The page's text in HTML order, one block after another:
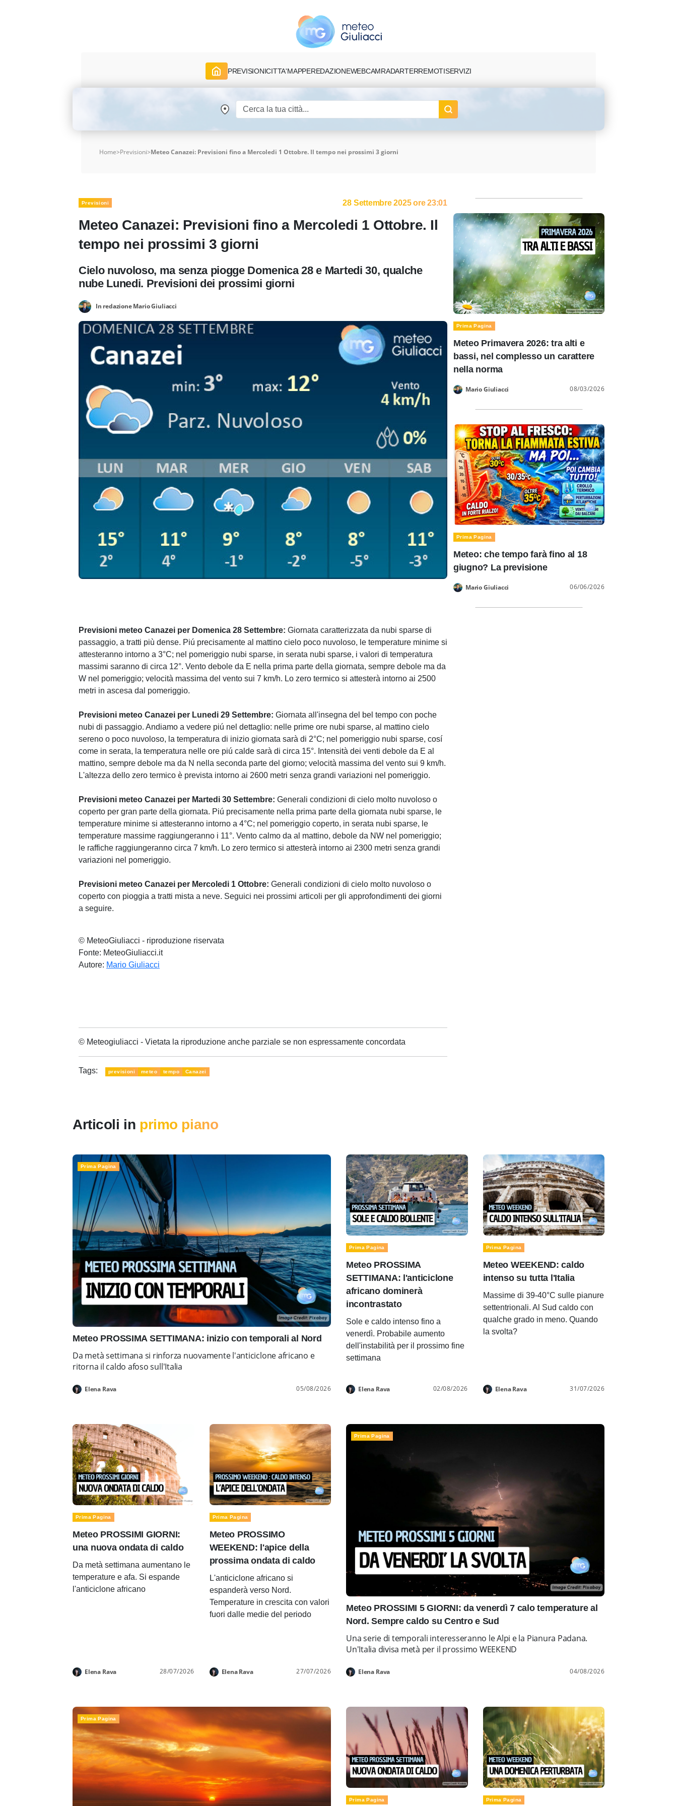
PREVISIONICITTA'MAPPEREDAZIONEWEBCAMRADARTERREMOTISERVIZI
Home>Previsioni>Meteo Canazei: Previsioni fino a Mercoledi 1 Ottobre. Il tempo nei prossimi 3 giorni
Previsioni 28 Settembre 2025 ore 23:01
Meteo Canazei: Previsioni fino a Mercoledi 1 Ottobre. Il
tempo nei prossimi 3 giorni
Cielo nuvoloso, ma senza piogge Domenica 28 e Martedi 30, qualche
nube Lunedi. Previsioni dei prossimi giorni
In redazione Mario Giuliacci
Previsioni meteo Canazei per Domenica 28 Settembre: Giornata caratterizzata da nubi sparse di
passaggio, a tratti più dense. Piú precisamente al mattino cielo poco nuvoloso, le temperature minime si
attesteranno intorno a 3°C; nel pomeriggio nubi sparse, in serata nubi sparse, i valori di temperatura
massimi saranno di circa 12°. Vento debole da E nella prima parte della giornata, sempre debole ma da
W nel pomeriggio; velocità massima del vento sui 7 km/h. Lo zero termico si attesterà intorno ai 2500
metri in ascesa dal pomeriggio.
Previsioni meteo Canazei per Lunedi 29 Settembre: Giornata all'insegna del bel tempo con poche
nubi di passaggio. Andiamo a vedere piú nel dettaglio: nelle prime ore nubi sparse, al mattino cielo
sereno o poco nuvoloso, la temperatura di inizio giornata sarà di 2°C; nel pomeriggio nubi sparse, cosí
come in serata, la temperatura nelle ore piú calde sarà di circa 15°. Intensità dei venti debole da E al
mattino, sempre debole ma da N nella seconda parte del giorno; velocità massima del vento sui 9 km/h.
L'altezza dello zero termico è prevista intorno ai 2600 metri senza grandi variazioni nel pomeriggio.
Previsioni meteo Canazei per Martedi 30 Settembre: Generali condizioni di cielo molto nuvoloso o
coperto per gran parte della giornata. Piú precisamente nella prima parte della giornata nubi sparse, le
temperature minime si attesteranno intorno a 4°C; nel pomeriggio coperto, in serata nubi sparse, le
temperature massime raggiungeranno i 11°. Vento calmo da al mattino, debole da NW nel pomeriggio;
le raffiche raggiungeranno circa 7 km/h. Lo zero termico si attesterà intorno ai 2300 metri senza grandi
variazioni nel pomeriggio.
Previsioni meteo Canazei per Mercoledi 1 Ottobre: Generali condizioni di cielo molto nuvoloso o
coperto con pioggia a tratti mista a neve. Seguici nei prossimi articoli per gli approfondimenti dei giorni
a seguire.
© MeteoGiuliacci - riproduzione riservata
Fonte: MeteoGiuliacci.it
Autore: Mario Giuliacci
© Meteogiuliacci - Vietata la riproduzione anche parziale se non espressamente concordata
Tags: previsioni meteo tempo Canazei
Prima Pagina
Meteo Primavera 2026: tra alti e
bassi, nel complesso un carattere
nella norma
Mario Giuliacci 08/03/2026
Prima Pagina
Meteo: che tempo farà fino al 18
giugno? La previsione
Mario Giuliacci 06/06/2026
Articoli in primo piano
Prima Pagina
Meteo PROSSIMA SETTIMANA: inizio con temporali al Nord
Da metà settimana si rinforza nuovamente l'anticiclone africano e
ritorna il caldo afoso sull'Italia
Elena Rava 05/08/2026
Prima Pagina
Meteo PROSSIMA
SETTIMANA: l'anticiclone
africano dominerà
incontrastato
Sole e caldo intenso fino a
venerdì. Probabile aumento
dell'instabilità per il prossimo fine
settimana
Elena Rava 02/08/2026
Prima Pagina
Meteo WEEKEND: caldo
intenso su tutta l'Italia
Massime di 39-40°C sulle pianure
settentrionali. Al Sud caldo con
qualche grado in meno. Quando
la svolta?
Elena Rava 31/07/2026
Prima Pagina
Meteo PROSSIMI GIORNI:
una nuova ondata di caldo
Da metà settimana aumentano le
temperature e afa. Si espande
l'anticiclone africano
Elena Rava 28/07/2026
Prima Pagina
Meteo PROSSIMO
WEEKEND: l'apice della
prossima ondata di caldo
L'anticiclone africano si
espanderà verso Nord.
Temperature in crescita con valori
fuori dalle medie del periodo
Elena Rava 27/07/2026
Prima Pagina
Meteo PROSSIMI 5 GIORNI: da venerdì 7 calo temperature al
Nord. Sempre caldo su Centro e Sud
Una serie di temporali interesseranno le Alpi e la Pianura Padana.
Un'Italia divisa metà per il prossimo WEEKEND
Elena Rava 04/08/2026
Prima Pagina
Prima Pagina Prima Pagina